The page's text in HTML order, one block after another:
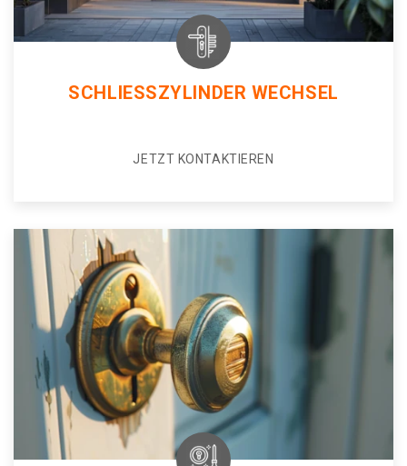
SCHLIESSZYLINDER WECHSEL
JETZT KONTAKTIEREN